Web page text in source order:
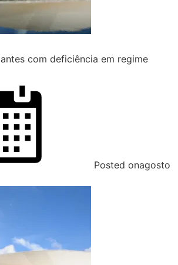
com deficiência em regime
Posted onagosto